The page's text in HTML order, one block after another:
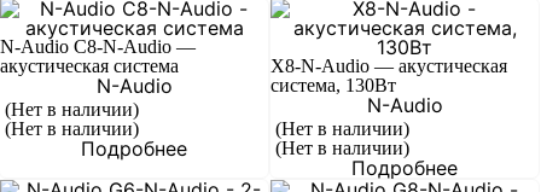
N-Audio C8-N-Audio —
акустическая система
N-Audio
(Нет в наличии)
(Нет в наличии)
Подробнее
X8-N-Audio — акустическая
система, 130Вт
N-Audio
(Нет в наличии)
(Нет в наличии)
Подробнее